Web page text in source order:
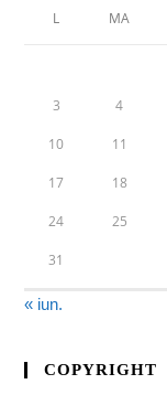
L MA
3 4
10 11
17 18
24 25
31
« iun.
COPYRIGHT